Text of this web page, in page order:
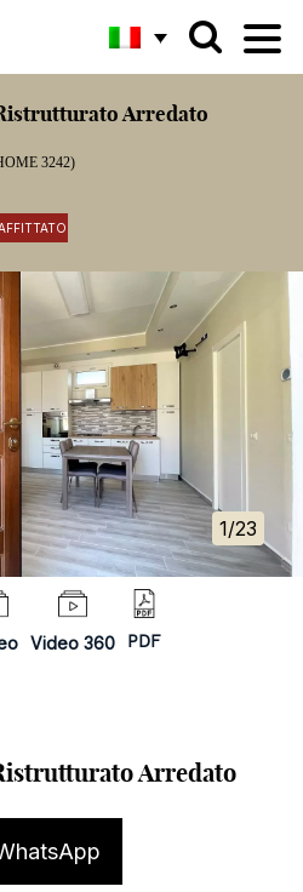
Arredato
3242)
1/23
Video 360 PDF
Arredato